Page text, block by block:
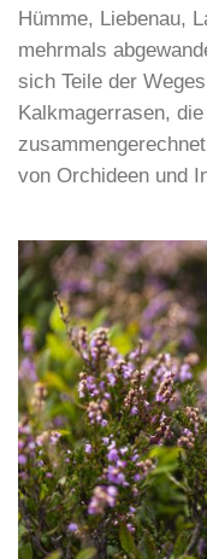
Hümme, Liebenau,
mehrmals
sich Teile der
Kalkmagerrasen,
von Orchideen und